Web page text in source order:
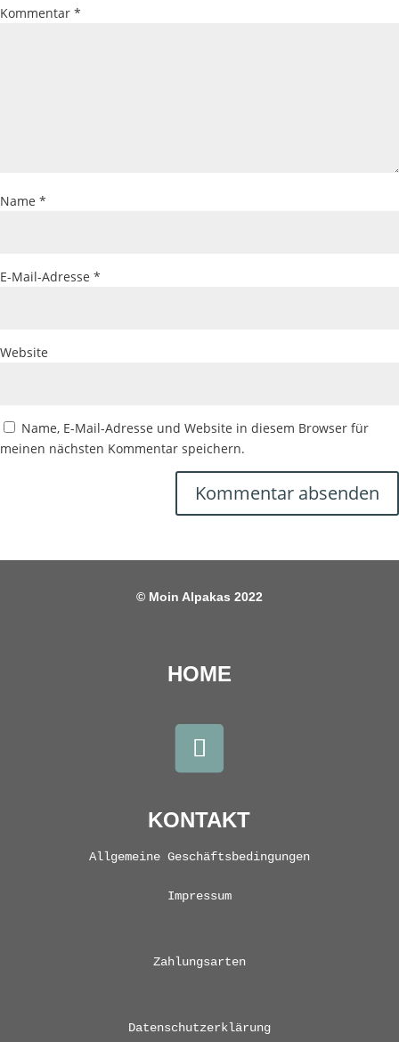
Kommentar *
Name *
E-Mail-Adresse *
Website
Name, E-Mail-Adresse und Website in diesem Browser für
meinen nächsten Kommentar speichern.
© Moin Alpakas 2022
HOME
KONTAKT
Allgemeine Geschäftsbedingungen
Impressum
Zahlungsarten
Datenschutzerklärung